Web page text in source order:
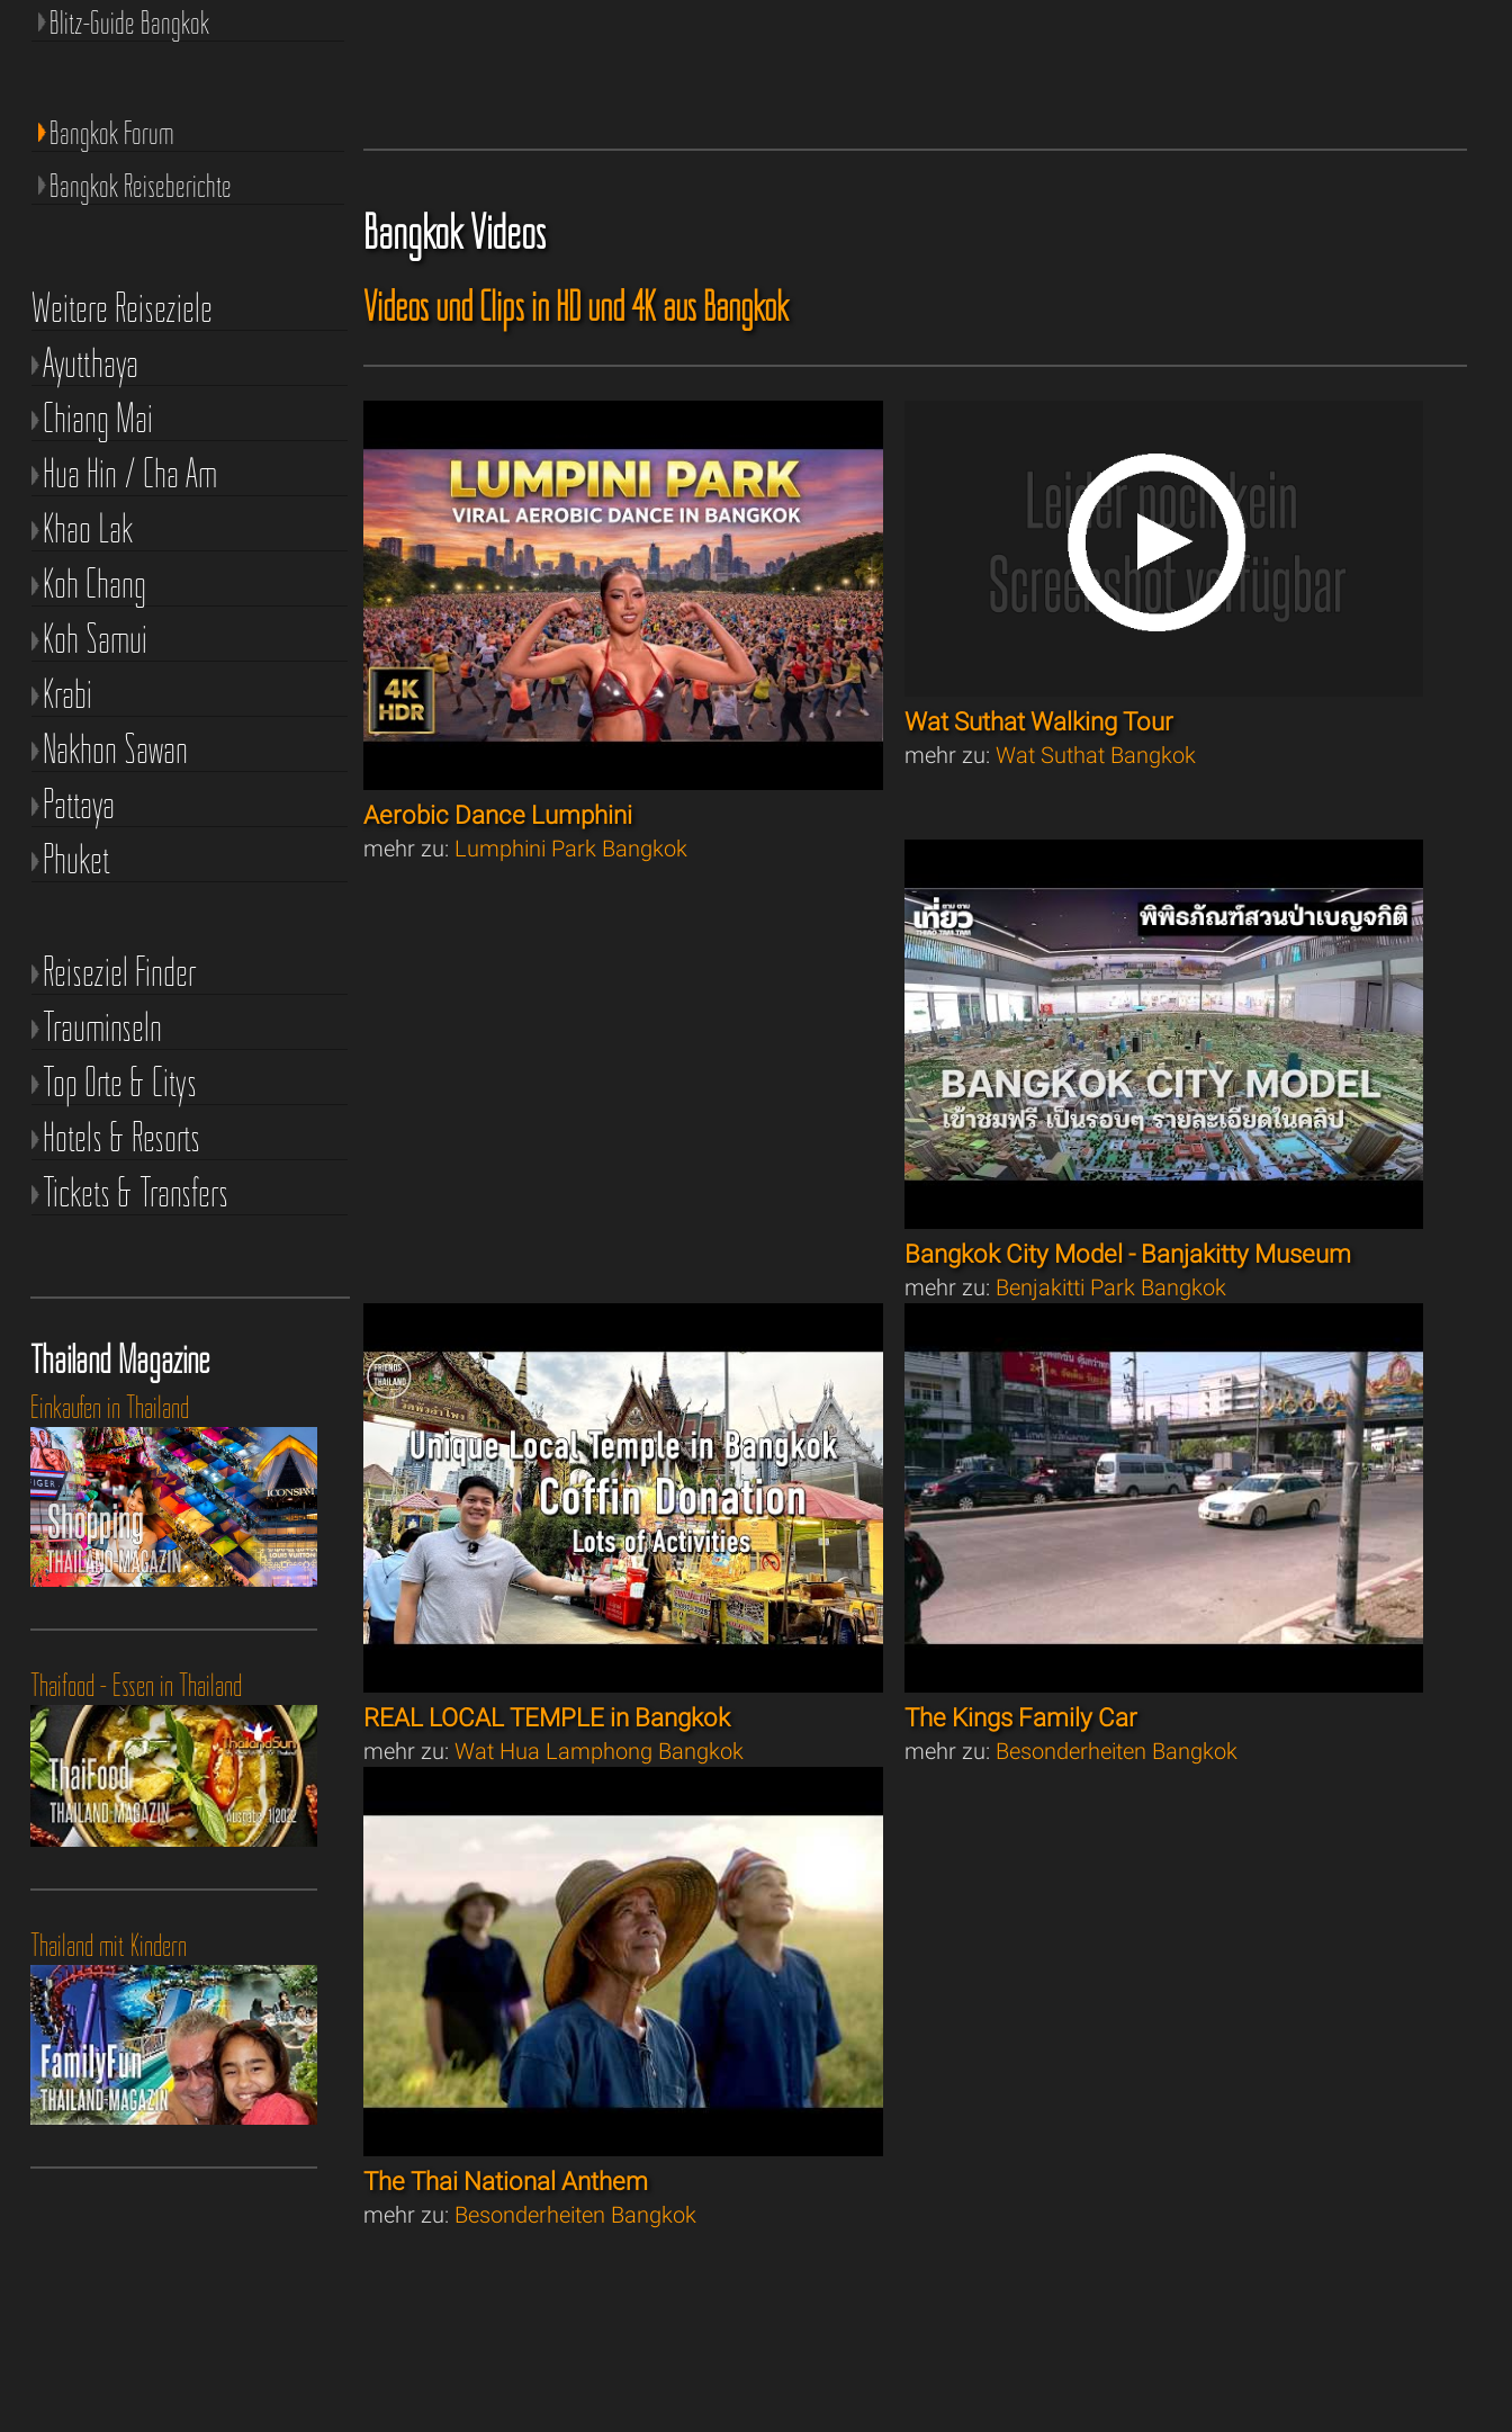
Bangkok Videos
Videos und Clips in HD und 4K aus Bangkok
Aerobic Dance Lumphini
mehr zu: Lumphini Park Bangkok
Wat Suthat Walking Tour
mehr zu:Wat Suthat Bangkok
Bangkok City Model - Banjakitty Museum
mehr zu: Benjakitti Park Bangkok
REAL LOCAL TEMPLE in Bangkok
mehr zu:Wat Hua Lamphong Bangkok
The Kings Family Car
mehr zu: Besonderheiten Bangkok
The Thai National Anthem
mehr zu: Besonderheiten Bangkok
Blitz-Guide Bangkok
Bangkok Forum
Bangkok Reiseberichte
Weitere Reiseziele
Ayutthaya
Chiang Mai
Hua Hin / Cha Am
Khao Lak
Koh Chang
Koh Samui
Krabi
Nakhon Sawan
Pattaya
Phuket
Reiseziel Finder
Trauminseln
Top Orte & Citys
Hotels & Resorts
Tickets & Transfers
Thailand Magazine
Einkaufen in Thailand
Thaifood - Essen in Thailand
Thailand mit Kindern